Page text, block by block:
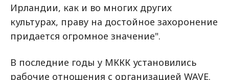
Ирландии, как и во многих других
культурах, праву на достойное захоронение
придается огромное значение".
В последние годы у МККК установились
рабочие отношения с организацией WAVE.